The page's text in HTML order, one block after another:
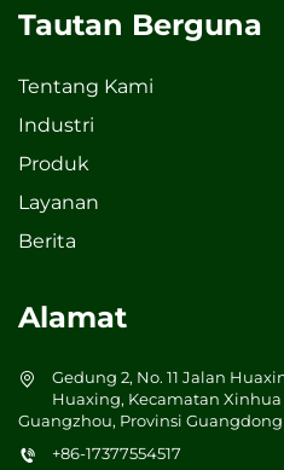
Tautan Berguna
Tentang Kami
Industri
Produk
Layanan
Berita
Alamat
Gedung 2, No. 11 Jalan
Huaxing, Kecamatan
Guangzhou, Provinsi Guangdong
+86-17377554517